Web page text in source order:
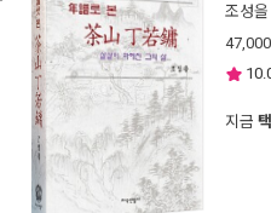
조성을
47,000
지금